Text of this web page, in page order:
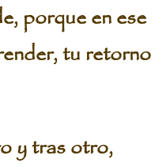
porque en ese
tu retorno
y tras otro,